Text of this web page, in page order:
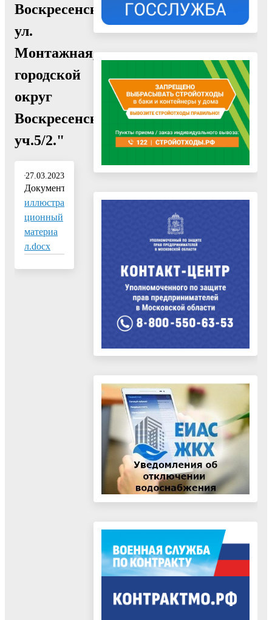
Воскресенск,
ул.
Монтажная,
городской
округ
Воскресенск,
уч.5/2."
27.03.2023
Документ:
иллюстра
ционный
материа
л.docx